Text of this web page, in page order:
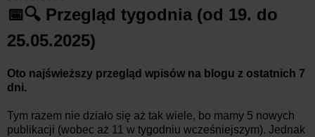
📅🔍 Przegląd tygodnia (od 19. do
25.05.2025)
Oto najświeższy przegląd wpisów na blogu z ostatnich 7
dni.
Tym razem nie działo się aż tak wiele, bo mamy 5 nowych
publikacji (wobec aż 11 w tygodniu wcześniejszym). Jednak